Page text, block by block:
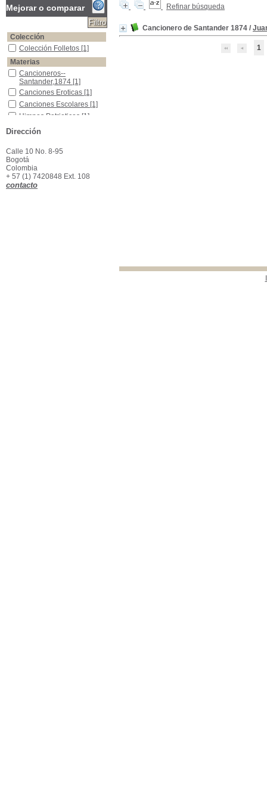
Refinar búsqueda
Cancionero de Santander 1874 /
1
Mejorar o comparar
Colección
Colección Folletos
Colección Folletos [1]
Materias
Cancioneros--Santander,1874
Cancioneros--
Santander,1874 [1]
Canciones Eroticas
Canciones Eroticas [1]
Canciones Escolares
Canciones Escolares [1]
Himnos Patrioticos
Himnos Patrioticos [1]
Dirección
Calle 10 No. 8-95
Bogotá
Colombia
+ 57 (1) 7420848 Ext. 108
contacto